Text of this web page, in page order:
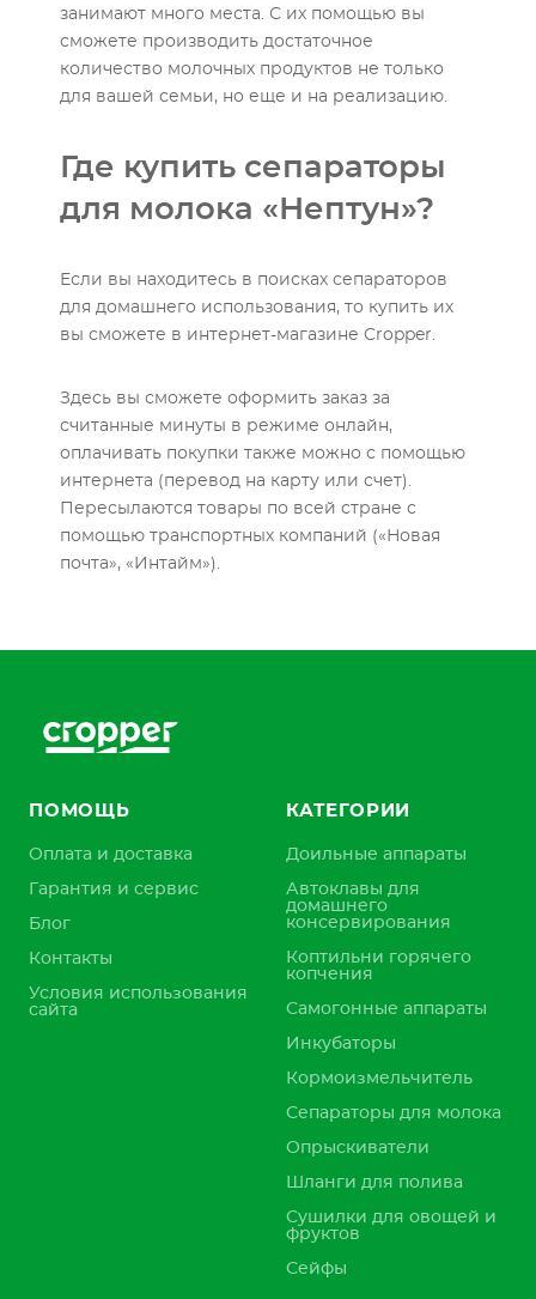
занимают много места. С их помощью вы
сможете производить достаточное
количество молочных продуктов не только
для вашей семьи, но еще и на реализацию.
Где купить сепараторы
для молока «Нептун»?
Если вы находитесь в поисках сепараторов
для домашнего использования, то купить их
вы сможете в интернет-магазине Cropper.
Здесь вы сможете оформить заказ за
считанные минуты в режиме онлайн,
оплачивать покупки также можно с помощью
интернета (перевод на карту или счет).
Пересылаются товары по всей стране с
помощью транспортных компаний («Новая
почта», «Интайм»).
ПОМОЩЬ
Оплата и доставка
Гарантия и сервис
Блог
Контакты
Условия использования
сайта
КАТЕГОРИИ
Доильные аппараты
Автоклавы для
домашнего
консервирования
Коптильни горячего
копчения
Самогонные аппараты
Инкубаторы
Кормоизмельчитель
Сепараторы для молока
Опрыскиватели
Шланги для полива
Сушилки для овощей и
фруктов
Сейфы